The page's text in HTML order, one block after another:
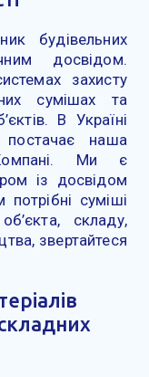
будівельних
досвідом.
захисту
сумішах та
В Україні
постачає наша
Ми є
із досвідом
суміші
складу,
звертайтеся